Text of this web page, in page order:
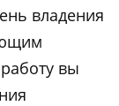
владения
вы